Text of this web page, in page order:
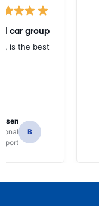
car group
is the best.
B